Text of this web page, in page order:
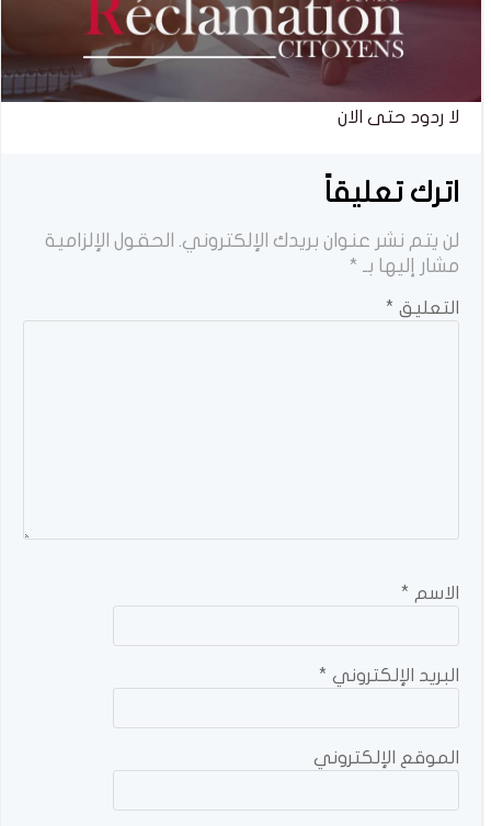
لا ردود حتى الان
اترك تعليقاً
لن يتم نشر عنوان بريدك الإلكتروني. الحقول الإلزامية
مشار إليها بـ *
التعليق *
الاسم *
البريد الإلكتروني *
الموقع الإلكتروني